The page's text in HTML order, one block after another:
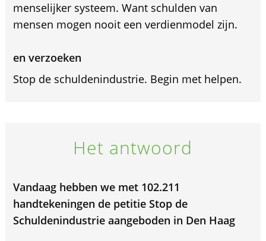
menselijker systeem. Want schulden van
mensen mogen nooit een verdienmodel zijn.
en verzoeken
Stop de schuldenindustrie. Begin met helpen.
Het antwoord
Vandaag hebben we met 102.211
handtekeningen de petitie Stop de
Schuldenindustrie aangeboden in Den Haag